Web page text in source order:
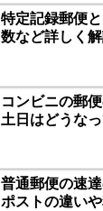
特定記録郵便
数など詳しく解
コンビニの郵
土日はどうな
普通郵便の速
ポストの違い